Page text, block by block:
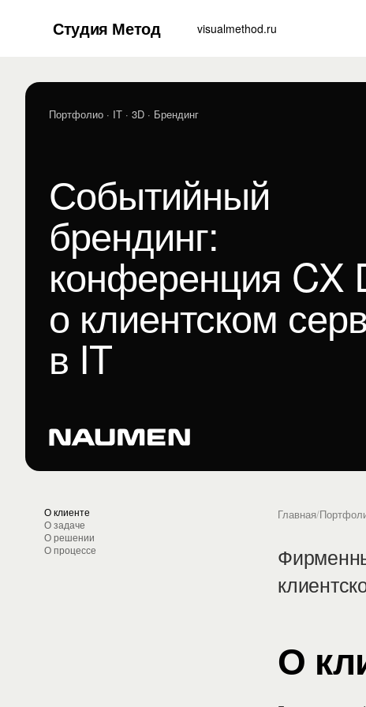
Студия Метод visualmethod.ru
Портфолио · IT · 3D · Брендинг
Событийный
брендинг:
конференция CX
о клиентском
в IT
О клиенте
О задаче
О решении
О процессе
Главная/
О